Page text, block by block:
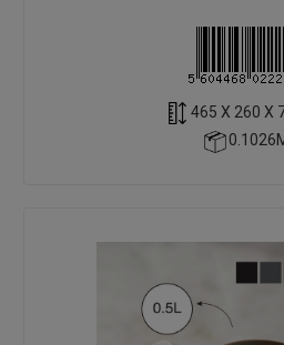
465 X 260 X